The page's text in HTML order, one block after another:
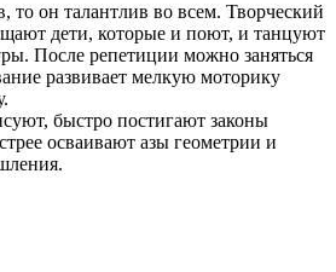
то он талантлив во всем. Творческий
дети, которые и поют, и танцуют
После репетиции можно заняться
развивает мелкую моторику
быстро постигают законы
осваивают азы геометрии и